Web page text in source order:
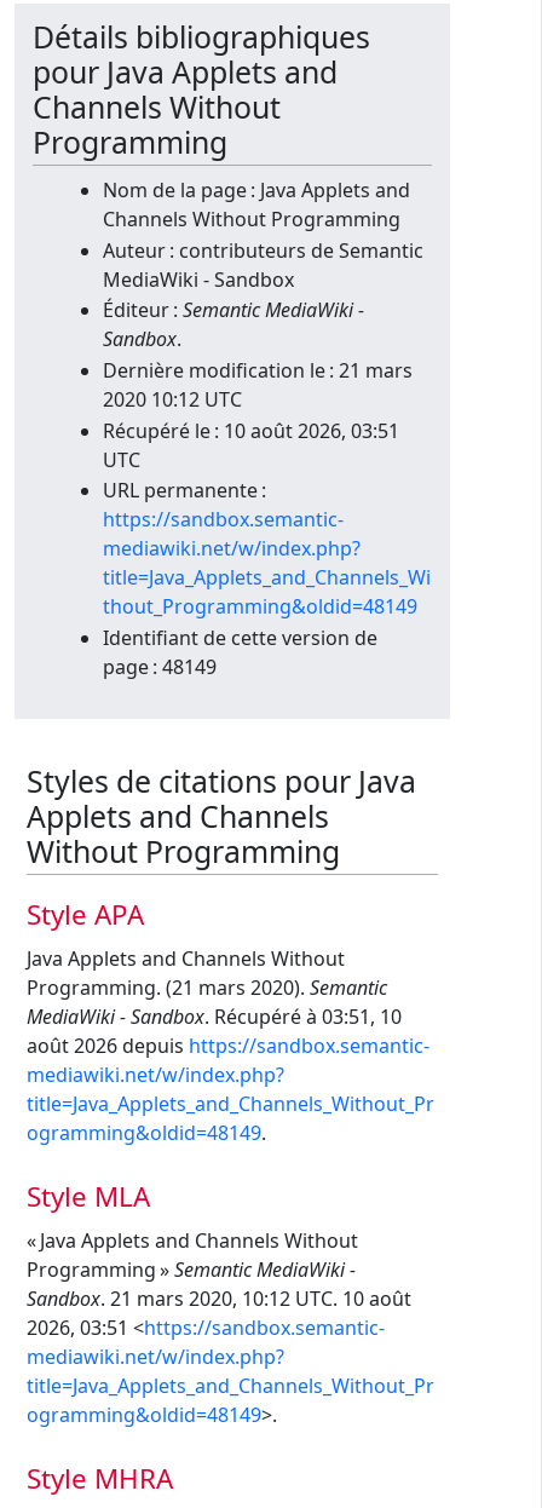
Détails bibliographiques
pour Java Applets and
Channels Without
Programming
Nom de la page : Java Applets and
Channels Without Programming
Auteur : contributeurs de Semantic
MediaWiki - Sandbox
Éditeur : Semantic MediaWiki -
Sandbox.
Dernière modification le : 21 mars
2020 10:12 UTC
Récupéré le : 10 août 2026, 03:51
UTC
URL permanente :
https://sandbox.semantic-
mediawiki.net/w/index.php?
title=Java_Applets_and_Channels_Wi
thout_Programming&oldid=48149
Identifiant de cette version de
page : 48149
Styles de citations pour Java
Applets and Channels
Without Programming
Style APA
Java Applets and Channels Without
Programming. (21 mars 2020). Semantic
MediaWiki - Sandbox. Récupéré à 03:51, 10
août 2026 depuis https://sandbox.semantic-
mediawiki.net/w/index.php?
title=Java_Applets_and_Channels_Without_Pr
ogramming&oldid=48149.
Style MLA
« Java Applets and Channels Without
Programming »Semantic MediaWiki -
Sandbox. 21 mars 2020, 10:12 UTC. 10 août
2026, 03:51 <https://sandbox.semantic-
mediawiki.net/w/index.php?
title=Java_Applets_and_Channels_Without_Pr
ogramming&oldid=48149>.
Style MHRA